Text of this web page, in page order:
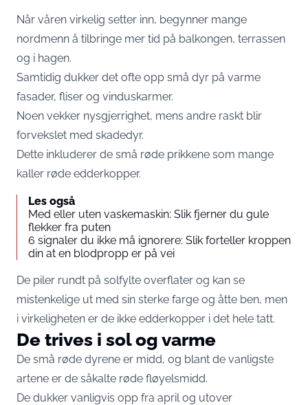
Når våren virkelig setter inn, begynner mange
nordmenn å tilbringe mer tid på balkongen, terrassen
og i hagen.
Samtidig dukker det ofte opp små dyr på varme
fasader, fliser og vinduskarmer.
Noen vekker nysgjerrighet, mens andre raskt blir
forvekslet med skadedyr.
Dette inkluderer de små røde prikkene som mange
kaller røde edderkopper.
Les også
Med eller uten vaskemaskin: Slik fjerner du gule
flekker fra puten
6 signaler du ikke må ignorere: Slik forteller kroppen
din at en blodpropp er på vei
De piler rundt på solfylte overflater og kan se
mistenkelige ut med sin sterke farge og åtte ben, men
i virkeligheten er de ikke edderkopper i det hele tatt.
De trives i sol og varme
De små røde dyrene er midd, og blant de vanligste
artene er de såkalte røde fløyelsmidd.
De dukker vanligvis opp fra april og utover